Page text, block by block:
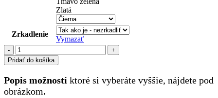
Zlatá
Zrkadlenie
Vymazať
množstvo
reklamné
nápisy
(58)
Pridať do košíka
Popis možností ktoré si vyberáte vyššie, nájdete pod
obrázkom.